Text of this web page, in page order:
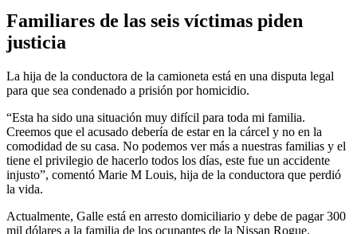
Familiares de las seis víctimas piden
justicia
La hija de la conductora de la camioneta está en una disputa legal
para que sea condenado a prisión por homicidio.
“Esta ha sido una situación muy difícil para toda mi familia.
Creemos que el acusado debería de estar en la cárcel y no en la
comodidad de su casa. No podemos ver más a nuestras familias y el
tiene el privilegio de hacerlo todos los días, este fue un accidente
injusto”, comentó Marie M Louis, hija de la conductora que perdió
la vida.
Actualmente, Galle está en arresto domiciliario y debe de pagar 300
mil dólares a la familia de los ocupantes de la Nissan Rogue.